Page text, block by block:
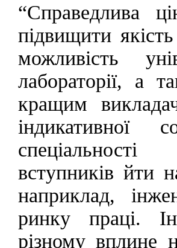
“Справедлива
підвищити
можливість
лабораторії, а
кращим
індикативної
вступників йти
наприклад,
ринку праці.
різному вплине